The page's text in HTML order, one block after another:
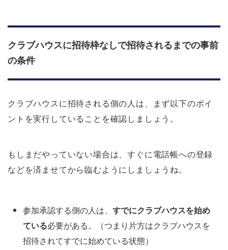
クラブハウスに招待枠なしで招待されるまでの事前
の条件
クラブハウスに招待される側の人は、まず以下のポイ
ントを実行していることを確認しましょう。
もしまだやっていない場合は、すぐに電話帳への登録
などを済ませてから臨むようにしましょうね。
参加承認する側の人は、 すでにクラブハウスを始め
ている必要がある。（つまり片方はクラブハウスを
招待されてすでに始めている状態）